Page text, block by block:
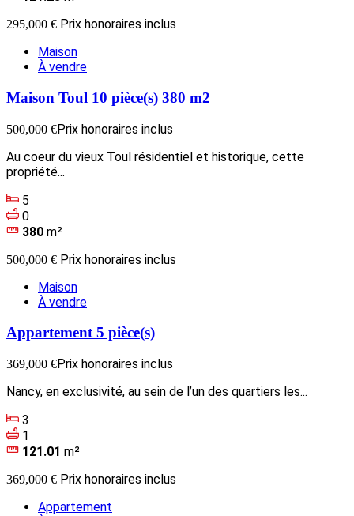
295,000 € Prix honoraires inclus
Maison
À vendre
Maison Toul 10 pièce(s) 380 m2
500,000 €Prix honoraires inclus
Au coeur du vieux Toul résidentiel et historique, cette
propriété...
5
0
380 m²
500,000 € Prix honoraires inclus
Maison
À vendre
Appartement 5 pièce(s)
369,000 €Prix honoraires inclus
Nancy, en exclusivité, au sein de l’un des quartiers les...
3
1
121.01 m²
369,000 € Prix honoraires inclus
Appartement